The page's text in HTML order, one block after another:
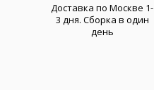
Доставка по Москве 1-
3 дня. Cборка в один
день